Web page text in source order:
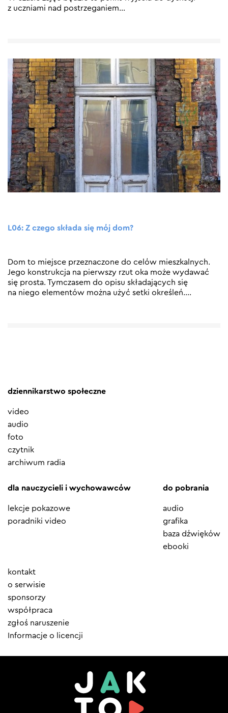
z uczniami nad postrzeganiem…
L06: Z czego składa się mój dom?
Dom to miejsce przeznaczone do celów mieszkalnych.
Jego konstrukcja na pierwszy rzut oka może wydawać
się prosta. Tymczasem do opisu składających się
na niego elementów można użyć setki określeń.…
dziennikarstwo społeczne
video
audio
foto
czytnik
archiwum radia
dla nauczycieli i wychowawców
lekcje pokazowe
poradniki video
do pobrania
audio
grafika
baza dźwięków
ebooki
Element
menu
kontakt
o serwisie
sponsorzy
współpraca
zgłoś naruszenie
Informacje o licencji